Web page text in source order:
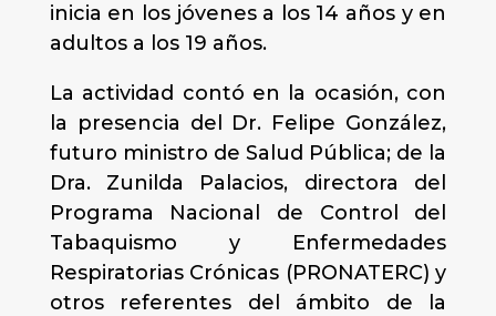
inicia en los jóvenes a los 14 años y en
adultos a los 19 años.
La actividad contó en la ocasión, con
la presencia del Dr. Felipe González,
futuro ministro de Salud Pública; de la
Dra. Zunilda Palacios, directora del
Programa Nacional de Control del
Tabaquismo y Enfermedades
Respiratorias Crónicas (PRONATERC) y
otros referentes del ámbito de la